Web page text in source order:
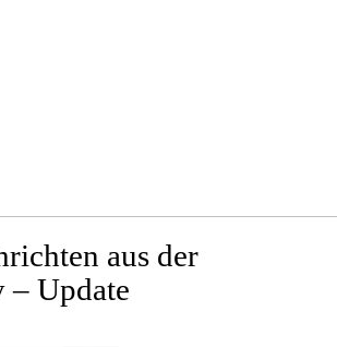
aus der
– Update